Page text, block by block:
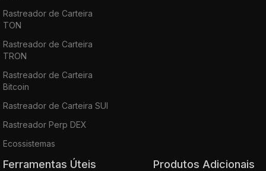
Rastreador de Carteira
TON
Rastreador de Carteira
TRON
Rastreador de Carteira
Bitcoin
Rastreador de Carteira SUI
Rastreador Perp DEX
Ecossistemas
Ferramentas Úteis Produtos Adicionais